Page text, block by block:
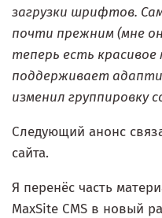
загрузки шрифтов.
почти прежним (мне
теперь есть
поддерживает
изменил группировку
Следующий анонс
сайта.
Я перенёс часть
MaxSite CMS в новый